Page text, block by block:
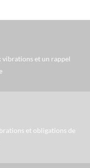
vibrations et un rappel
et obligations de